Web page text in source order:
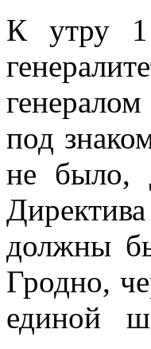
К утру 1
под
не бы­ло,
должны
Гродно,
единой